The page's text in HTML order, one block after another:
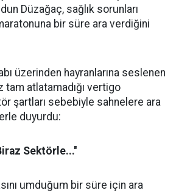
Düzağaç, sağlık sorunları
bir süre ara verdiğini
üzerinden hayranlarına seslenen
tam atlatamadığı vertigo
şartları sebebiyle sahnelere ara
duyurdu:
Sektörle...''
umduğum bir süre için ara